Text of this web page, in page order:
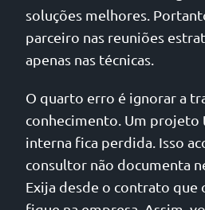
soluções melhores.
parceiro nas reuniões
apenas nas técnicas.
O quarto erro é ignorar a
conhecimento. Um projeto
interna fica perdida. Isso
consultor não documenta
Exija desde o contrato que